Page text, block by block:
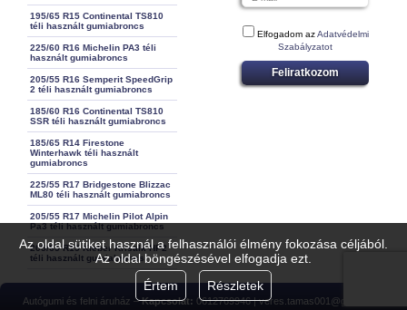
Az oldal sütiket használ a felhasználói élmény fokozása céljából.
Az oldal böngészésével elfogadja ezt.
Értem
Részletek
195/65 R15 Continental TS810
téli használt gumiabroncs
225/60 R16 Michelin PA3 téli
használt gumiabroncs
205/55 R16 Semperit SpeedGrip
2 téli használt gumiabroncs
185/60 R16 Continental TS810
SSR téli használt gumiabroncs
185/65 R14 Firestone
Winterhawk téli használt
gumiabroncs
225/55 R17 Bridgestone Blizzac
ML80 téli használt gumiabroncs
205/55 R17 Michelin Pilot Alpin
Pa3 téli használt gumiabroncs
205/65 R15 Kleber Krisalk HP2
téli használt gumiabroncs
Elfogadom azAdatvédelmi
Szabályzatot
Feliratkozom
Autógumi és felni áruház –Kapcsolat: 0612769946 | veres.tamas001@gmail.com